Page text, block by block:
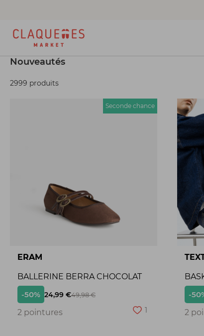
Nouveautés
2999 produits
Seconde chance
ERAM
BALLERINE BERRA CHOCOLAT
-50% 24,99 €49,98 €
2 pointures 1
-
2